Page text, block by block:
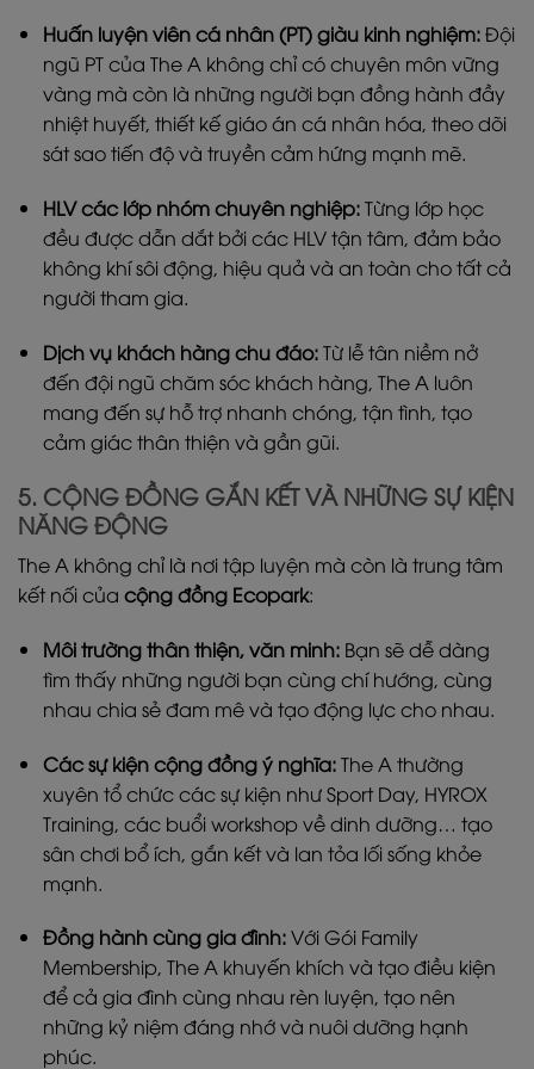
Huấn luyện viên cá nhân (PT) giàu kinh nghiệm:Đội
ngũ PT của The A không chỉ có chuyên môn vững
vàng mà còn là những người bạn đồng hành đầy
nhiệt huyết, thiết kế giáo án cá nhân hóa, theo dõi
sát sao tiến độ và truyền cảm hứng mạnh mẽ.
HLV các lớp nhóm chuyên nghiệp:Từng lớp học
đều được dẫn dắt bởi các HLV tận tâm, đảm bảo
không khí sôi động, hiệu quả và an toàn cho tất cả
người tham gia.
Dịch vụ khách hàng chu đáo:Từ lễ tân niềm nở
đến đội ngũ chăm sóc khách hàng, The A luôn
mang đến sự hỗ trợ nhanh chóng, tận tình, tạo
cảm giác thân thiện và gần gũi.
5. CỘNG ĐỒNG GẮN KẾT VÀ NHỮNG SỰ KIỆN
NĂNG ĐỘNG
The A không chỉ là nơi tập luyện mà còn là trung tâm
kết nối của cộng đồng Ecopark:
Môi trường thân thiện, văn minh:Bạn sẽ dễ dàng
tìm thấy những người bạn cùng chí hướng, cùng
nhau chia sẻ đam mê và tạo động lực cho nhau.
Các sự kiện cộng đồng ý nghĩa:The A thường
xuyên tổ chức các sự kiện như Sport Day, HYROX
Training, các buổi workshop về dinh dưỡng… tạo
sân chơi bổ ích, gắn kết và lan tỏa lối sống khỏe
mạnh.
Đồng hành cùng gia đình:Với Gói Family
Membership, The A khuyến khích và tạo điều kiện
để cả gia đình cùng nhau rèn luyện, tạo nên
những kỷ niệm đáng nhớ và nuôi dưỡng hạnh
phúc.